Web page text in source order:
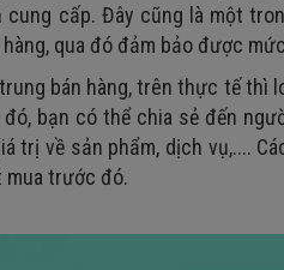
cung cấp. Đây cũng là một
qua đó đảm bảo được
bán hàng, trên thực tế thì
đó, bạn có thể chia sẻ đến
trị về sản phẩm, dịch vụ,....
mua trước đó.